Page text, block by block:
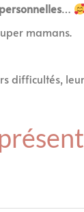
…
mamans.
difficultés,